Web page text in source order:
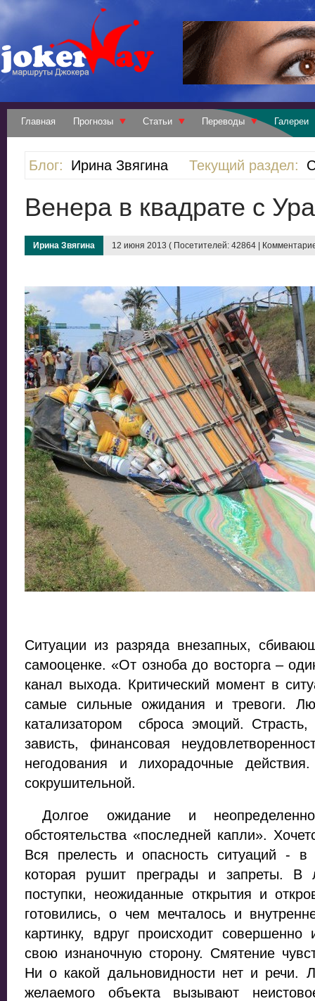
Главная Прогнозы Статьи Переводы Галереи
Блог: Ирина Звягина Текущий раздел:
Венера в квадрате с
Ирина Звягина 12 июня 2013 ( Посетителей: 42864 |
Ситуации из разряда внезапных,
самооценке. «От озноба до восторга –
канал выхода. Критический момент в
самые сильные ожидания и тревоги.
катализатором сброса эмоций. Страсть,
зависть, финансовая
негодования и лихорадочные
сокрушительной.
Долгое ожидание и
обстоятельства «последней капли».
Вся прелесть и опасность ситуаций - в
которая рушит преграды и запреты. В
поступки, неожиданные открытия и
готовились, о чем мечталось и
картинку, вдруг происходит совершенно
свою изнаночную сторону. Смятение
Ни о какой дальновидности нет и речи.
желаемого объекта вызывают